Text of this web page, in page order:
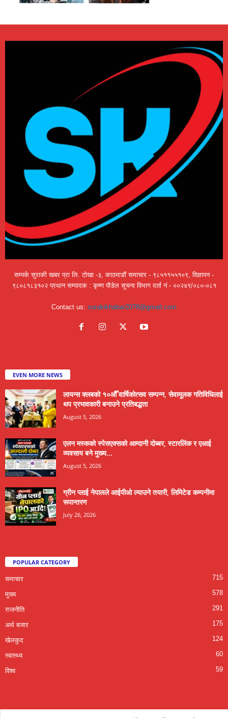
सम्पर्क सुराकी खबर प्रा लि. टोखा -३, काठमाडौं समाचार - ९८५११५५१०९, विज्ञापन -
९८०८१८३१०२ प्रधान सम्पादक : कृष्ण पौडेल सूचना विभाग दर्ता नं - ००२४९/०८०-०८१
Contact us: surakikhabar2078@gmail.com
EVEN MORE NEWS
लायन्स क्लबको १०औँ वार्षिकोत्सव सम्पन्न, सेवामूलक गतिविधिलाई
थप प्रभावकारी बनाउने प्रतिबद्धता
August 5, 2026
एलन मस्कको स्पेसएक्सको आम्दानी दोब्बर, स्टारलिंक र एआई
व्यवसाय बने मुख्य...
August 5, 2026
ग्रीन प्लाई नेपालले आईपीओ ल्याउने तयारी, लिमिटेड कम्पनीमा
रूपान्तरण
July 26, 2026
POPULAR CATEGORY
समाचार 715
मुख्य 578
राजनीति 291
अर्थ बजार 175
खेलकुद 124
स्वास्थ्य 60
विश्व 59